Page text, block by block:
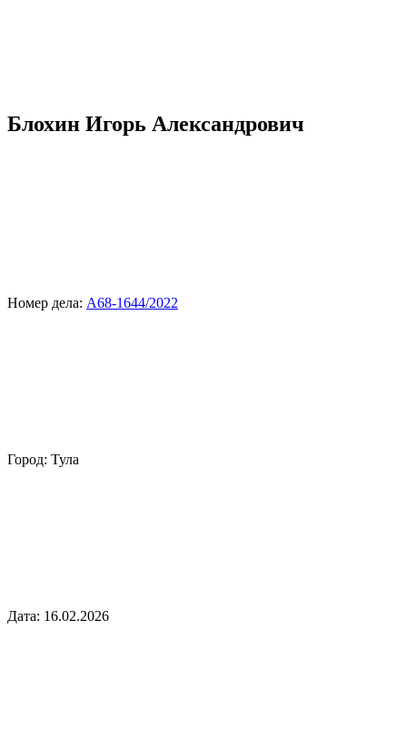
Блохин Игорь Александрович
Номер дела: А68-1644/2022
Город: Тула
Дата: 16.02.2026